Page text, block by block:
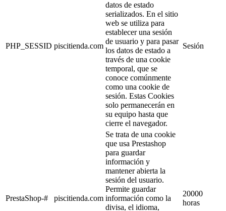
PHP_SESSID piscitienda.com
datos de estado
serializados. En el sitio
web se utiliza para
establecer una sesión
de usuario y para pasar
los datos de estado a
través de una cookie
temporal, que se
conoce comúnmente
como una cookie de
sesión. Estas Cookies
solo permanecerán en
su equipo hasta que
cierre el navegador.
Sesión
PrestaShop-# piscitienda.com
Se trata de una cookie
que usa Prestashop
para guardar
información y
mantener abierta la
sesión del usuario.
Permite guardar
información como la
divisa, el idioma,
20000
horas